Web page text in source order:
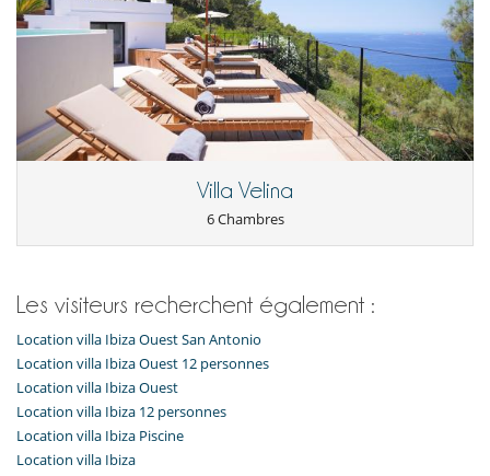
Villa Velina
6 Chambres
Les visiteurs recherchent également :
Location villa Ibiza Ouest San Antonio
Location villa Ibiza Ouest 12 personnes
Location villa Ibiza Ouest
Location villa Ibiza 12 personnes
Location villa Ibiza Piscine
Location villa Ibiza